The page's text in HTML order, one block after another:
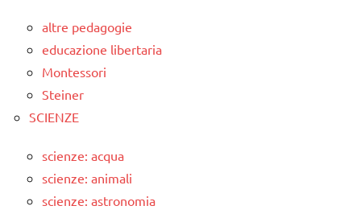
altre pedagogie
educazione libertaria
Montessori
Steiner
SCIENZE
scienze: acqua
scienze: animali
scienze: astronomia